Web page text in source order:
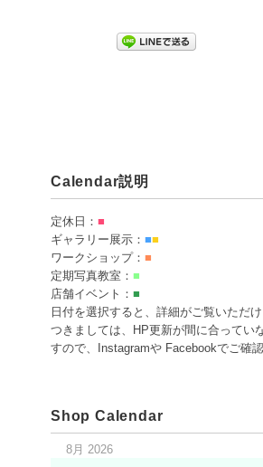
Calendar説明
定休日： ■
ギャラリー展示： ■■
ワークショップ： ■
定期写真教室： ■
店舗イベント： ■
日付を選択すると、詳細がご覧いただ
つきましては、HP更新が間に合ってい
すので、Instagramや Facebookでご確認
Shop Calendar
8月 2026